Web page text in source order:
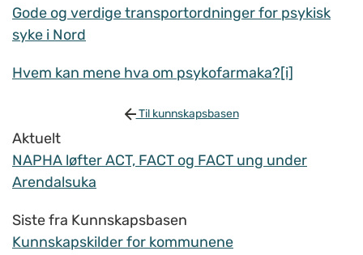
Gode og verdige transportordninger for psykisk
syke i Nord
Hvem kan mene hva om psykofarmaka?[i]
Til kunnskapsbasen
Aktuelt
NAPHA løfter ACT, FACT og FACT ung under
Arendalsuka
Siste fra Kunnskapsbasen
Kunnskapskilder for kommunene